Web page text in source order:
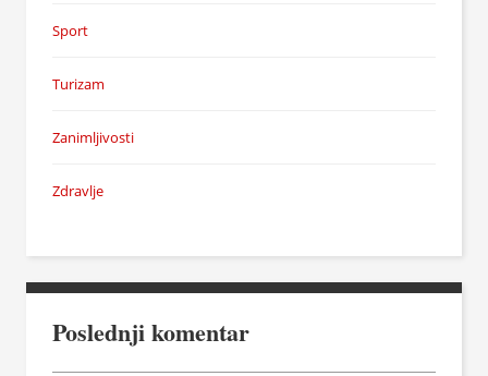
Sport
Turizam
Zanimljivosti
Zdravlje
Poslednji komentar